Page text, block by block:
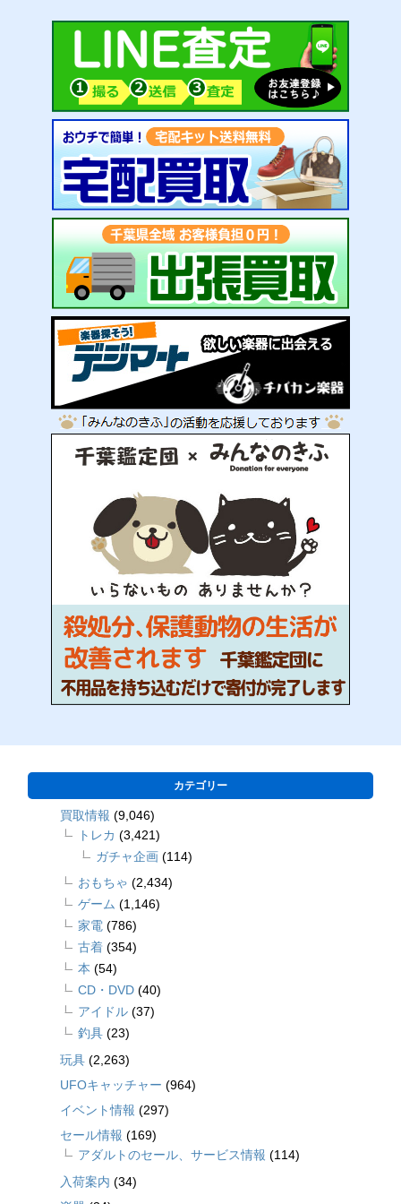
カテゴリー
買取情報 (9,046)
トレカ (3,421)
ガチャ企画 (114)
おもちゃ (2,434)
ゲーム (1,146)
家電 (786)
古着 (354)
本 (54)
CD・DVD (40)
アイドル (37)
釣具 (23)
玩具 (2,263)
UFOキャッチャー (964)
イベント情報 (297)
セール情報 (169)
アダルトのセール、サービス情報 (114)
入荷案内 (34)